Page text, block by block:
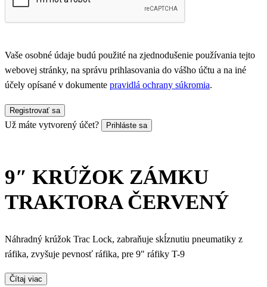
Vaše osobné údaje budú použité na zjednodušenie používania tejto
webovej stránky, na správu prihlasovania do vášho účtu a na iné
účely opísané v dokumente pravidlá ochrany súkromia.
Registrovať sa
Už máte vytvorený účet? Prihláste sa
9″ KRÚŽOK ZÁMKU
TRAKTORA ČERVENÝ
Náhradný krúžok Trac Lock, zabraňuje skĺznutiu pneumatiky z
ráfika, zvyšuje pevnosť ráfika, pre 9" ráfiky T-9
Čítaj viac